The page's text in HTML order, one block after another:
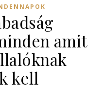
amit
kell